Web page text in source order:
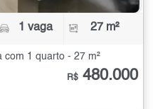
1 vaga 27 m²
com 1 quarto - 27 m²
R$ 480.000